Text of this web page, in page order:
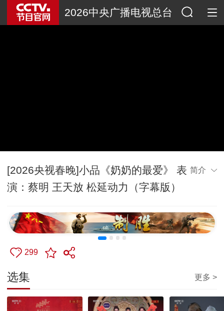
2026中央广播电视总台
[2026央视春晚]小品《奶奶的最爱》 表
演：蔡明 王天放 松延动力（字幕版）
简介
299
选集 更多 >